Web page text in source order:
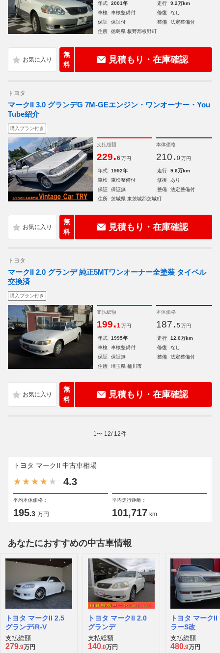
年式 2001年 走行
9.2万km
車検
車検整備付 修復
なし
保証
保証付 整備
法定整備付
住所
徳島県 板野郡板野町
無
料
見積もり・在庫確認
トヨタ
マークII 3.0 グランデG 7M-GEエンジン・ワンオーナー・You
Tube紹介
購入プラン付き
支払総額
229.6 万円
本体価格
210. 0 万円
年式 1992年 走行
9.6万km
車検
車検整備付 修復
あり
保証
保証無 整備
法定整備付
住所
茨城県 東茨城郡茨城町
無
料
見積もり・在庫確認
トヨタ
マークII 2.0 グランデ 純正5MTワンオーナー全塗装 タイベル
交換済
購入プラン付き
支払総額
199.1 万円
本体価格
187. 5 万円
年式 1995年 走行
12.0万km
車検
車検整備付 修復
なし
保証
保証無 整備
法定整備付
住所
埼玉県 桶川市
無
料
見積もり・在庫確認
1 〜 12/ 12件
トヨタ マークII 中古車相場
4.3
平均本体価格：
195.3 万円
平均走行距離：
101,717 km
あなたにおすすめの中古車情報
トヨタ マークII 2.5
グランデiR-V
支払総額
279.9万円
トヨタ マークII 2.0
グランデ
支払総額
140.0万円
トヨタ マークII
ラーS改
支払総額
480.9万円